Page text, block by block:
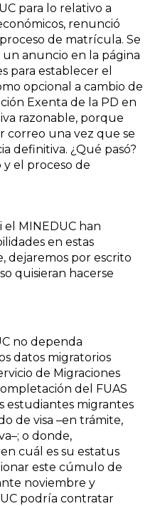
para lo relativo a
renunció
de matrícula. Se
anuncio en la página
para establecer el
opcional a cambio de
Exenta de la PD en
razonable, porque
correo una vez que se
definitiva. ¿Qué pasó?
el proceso de
el MINEDUC han
en estas
dejaremos por escrito
quisieran hacerse
no dependa
datos migratorios
de Migraciones
del FUAS
estudiantes migrantes
de visa –en trámite,
o donde,
cuál es su estatus
este cúmulo de
noviembre y
podría contratar